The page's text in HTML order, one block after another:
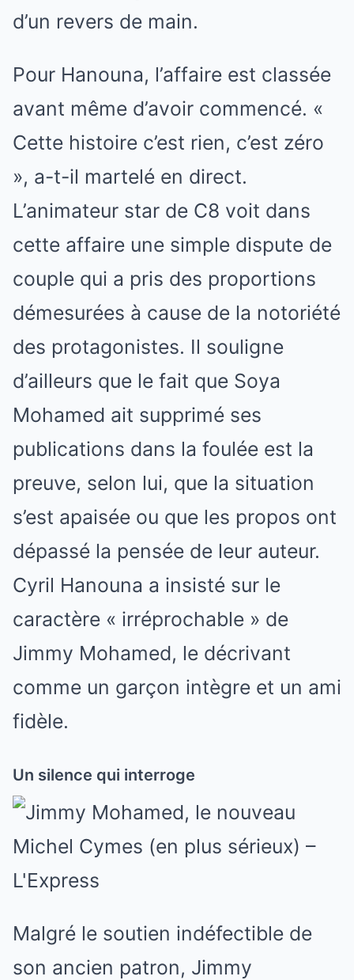
d’un revers de main.
Pour Hanouna, l’affaire est classée
avant même d’avoir commencé. «
Cette histoire c’est rien, c’est zéro
», a-t-il martelé en direct.
L’animateur star de C8 voit dans
cette affaire une simple dispute de
couple qui a pris des proportions
démesurées à cause de la notoriété
des protagonistes. Il souligne
d’ailleurs que le fait que Soya
Mohamed ait supprimé ses
publications dans la foulée est la
preuve, selon lui, que la situation
s’est apaisée ou que les propos ont
dépassé la pensée de leur auteur.
Cyril Hanouna a insisté sur le
caractère « irréprochable » de
Jimmy Mohamed, le décrivant
comme un garçon intègre et un ami
fidèle.
Un silence qui interroge
Malgré le soutien indéfectible de
son ancien patron, Jimmy